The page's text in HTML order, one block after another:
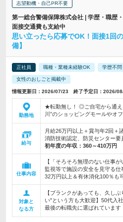
志望動機・自己PR不要
第一総合警備保障株式会社 | 学歴・職
面接交通費も支給中
思い立ったら応募でOK！面接1回
備】
正社員 職種・業種未経験OK 学歴不問
女性のおしごと掲載中
情報更新日：2026/07/23 終了予定日：2026/
勤務地
★転勤無し！ ◎ご自宅から通え
川”のショッピングモールやオ
給与
月給26万円以上＋賞与年2回＋
消防技術認定、防災センター要
初年度の年収： 360～410万円
仕事内容
【「そろそろ無理のない仕事
監視等で施設の安全を見守る
32万円以上＆有休消化100％も
対象と
なる方
【ブランクがあっても、久し
い"という方も大歓迎】50代入
最後の転職先に選ばれています